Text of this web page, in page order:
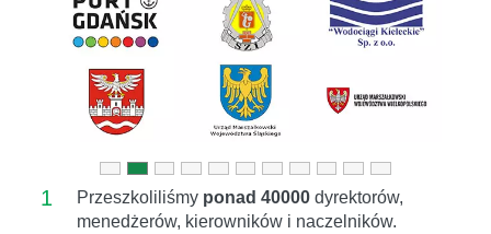
1 Przeszkoliliśmy ponad 40000 dyrektorów,
menedżerów, kierowników i naczelników.